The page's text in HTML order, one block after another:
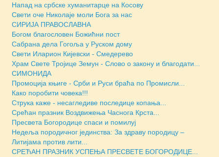
Напад на србске хуманитарце на Косову
Свети оче Николаје моли Бога за нас
СИРИЈА ПРАВОСЛАВНА
Богом благословен Божићни пост
Сабрана дела Гогоља у Руском дому
Свети Иларион Кијевски - Смедерево
Храм Свете Тројице Земун - Слово о закону и благодати...
СИМОНИДА
Промоција књиге - Срби и Руси браћа по Промисли...
Како поробити човека!!!
Струка каже - несагледиве последице копања...
Срећан празник Воздвижења Часнога Крста...
Пресвета Богородице спаси и помилуј
Недеља породичног јединства: За здраву породицу –
Литијама против лити...
СРЕЋАН ПРАЗНИК УСПЕЊА ПРЕСВЕТЕ БОГОРОДИЦЕ...